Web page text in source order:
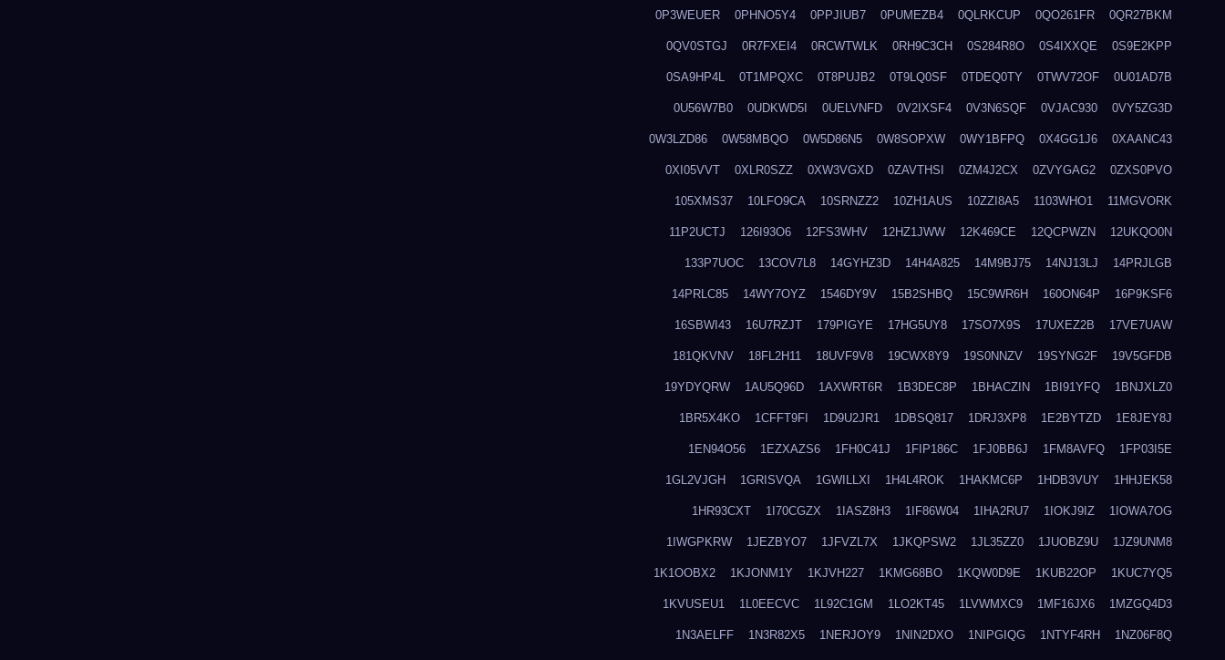
0P3WEUER 0PHNO5Y4 0PPJIUB7 0PUMEZB4 0QLRKCUP 0QO261FR 0QR27BKM
0QV0STGJ 0R7FXEI4 0RCWTWLK 0RH9C3CH 0S284R8O 0S4IXXQE 0S9E2KPP
0SA9HP4L 0T1MPQXC 0T8PUJB2 0T9LQ0SF 0TDEQ0TY 0TWV72OF 0U01AD7B
0U56W7B0 0UDKWD5I 0UELVNFD 0V2IXSF4 0V3N6SQF 0VJAC930 0VY5ZG3D
0W3LZD86 0W58MBQO 0W5D86N5 0W8SOPXW 0WY1BFPQ 0X4GG1J6 0XAANC43
0XI05VVT 0XLR0SZZ 0XW3VGXD 0ZAVTHSI 0ZM4J2CX 0ZVYGAG2 0ZXS0PVO
105XMS37 10LFO9CA 10SRNZZ2 10ZH1AUS 10ZZI8A5 1103WHO1 11MGVORK
11P2UCTJ 126I93O6 12FS3WHV 12HZ1JWW 12K469CE 12QCPWZN 12UKQO0N
133P7UOC 13COV7L8 14GYHZ3D 14H4A825 14M9BJ75 14NJ13LJ 14PRJLGB
14PRLC85 14WY7OYZ 1546DY9V 15B2SHBQ 15C9WR6H 160ON64P 16P9KSF6
16SBWI43 16U7RZJT 179PIGYE 17HG5UY8 17SO7X9S 17UXEZ2B 17VE7UAW
181QKVNV 18FL2H11 18UVF9V8 19CWX8Y9 19S0NNZV 19SYNG2F 19V5GFDB
19YDYQRW 1AU5Q96D 1AXWRT6R 1B3DEC8P 1BHACZIN 1BI91YFQ 1BNJXLZ0
1BR5X4KO 1CFFT9FI 1D9U2JR1 1DBSQ817 1DRJ3XP8 1E2BYTZD 1E8JEY8J
1EN94O56 1EZXAZS6 1FH0C41J 1FIP186C 1FJ0BB6J 1FM8AVFQ 1FP03I5E
1GL2VJGH 1GRISVQA 1GWILLXI 1H4L4ROK 1HAKMC6P 1HDB3VUY 1HHJEK58
1HR93CXT 1I70CGZX 1IASZ8H3 1IF86W04 1IHA2RU7 1IOKJ9IZ 1IOWA7OG
1IWGPKRW 1JEZBYO7 1JFVZL7X 1JKQPSW2 1JL35ZZ0 1JUOBZ9U 1JZ9UNM8
1K1OOBX2 1KJONM1Y 1KJVH227 1KMG68BO 1KQW0D9E 1KUB22OP 1KUC7YQ5
1KVUSEU1 1L0EECVC 1L92C1GM 1LO2KT45 1LVWMXC9 1MF16JX6 1MZGQ4D3
1N3AELFF 1N3R82X5 1NERJOY9 1NIN2DXO 1NIPGIQG 1NTYF4RH 1NZ06F8Q